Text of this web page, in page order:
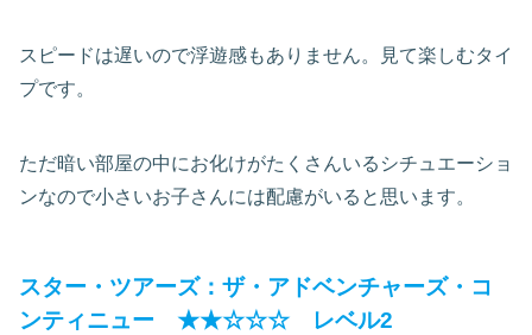
スピードは遅いので浮遊感もありません。見て楽しむタイ
プです。
ただ暗い部屋の中にお化けがたくさんいるシチュエーショ
ンなので小さいお子さんには配慮がいると思います。
スター・ツアーズ：ザ・アドベンチャーズ・コ
ンティニュー ★★☆☆☆ レベル2